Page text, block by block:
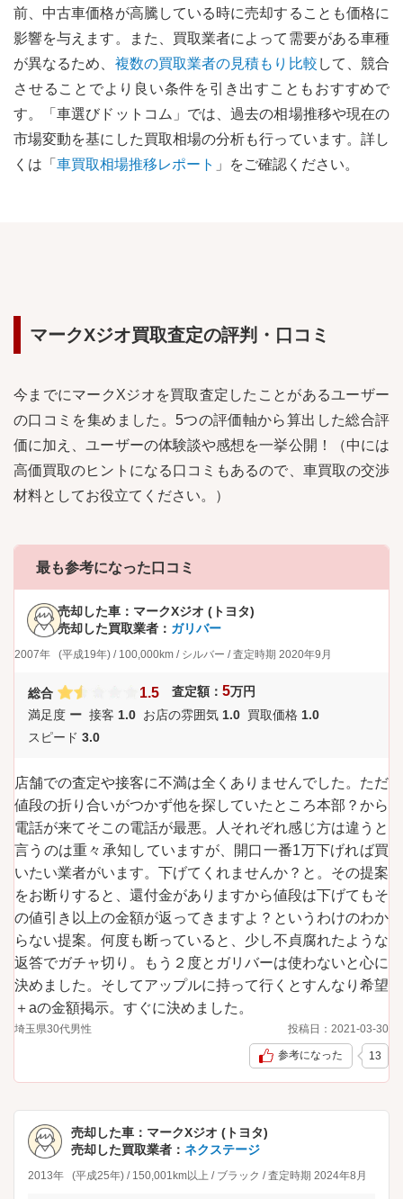
前、中古車価格が高騰している時に売却することも価格に
影響を与えます。
また、買取業者によって需要がある車種
が異なるため、 複数の買取業者の見積もり比較 して、競合
させることでより良い条件を引き出すこともおすすめで
す。
「車選びドットコム」では、過去の相場推移や現在の
市場変動を基にした買取相場の分析も行っています。詳し
くは「 車買取相場推移レポート 」をご確認ください。
マークXジオ買取査定の評判・口コミ
今までにマークXジオを買取査定したことがあるユーザー
の口コミを集めました。5つの評価軸から算出した総合評
価に加え、ユーザーの体験談や感想を一挙公開！（中には
高価買取のヒントになる口コミもあるので、車買取の交渉
材料としてお役立てください。）
最も参考になった口コミ
売却した車： マークXジオ (トヨタ)
売却した買取業者： ガリバー
2007年 (平成19年) / 100,000km / シルバー /査定時期 2020年9月
総合 1.5 査定額： 5万円
満足度 ー 接客 1.0 お店の雰囲気 1.0 買取価格 1.0
スピード 3.0
店舗での査定や接客に不満は全くありませんでした。ただ
値段の折り合いがつかず他を探していたところ本部？から
電話が来てそこの電話が最悪。人それぞれ感じ方は違うと
言うのは重々承知していますが、開口一番1万下げれば買
いたい業者がいます。下げてくれませんか？と。その提案
をお断りすると、還付金がありますから値段は下げてもそ
の値引き以上の金額が返ってきますよ？というわけのわか
らない提案。何度も断っていると、少し不貞腐れたような
返答でガチャ切り。もう２度とガリバーは使わないと心に
決めました。そしてアップルに持って行くとすんなり希望
＋aの金額掲示。すぐに決めました。
埼玉県30代男性 投稿日： 2021-03-30
参考になった 13
売却した車： マークXジオ (トヨタ)
売却した買取業者： ネクステージ
2013年 (平成25年) / 150,001km以上 / ブラック /査定時期 2024年8月